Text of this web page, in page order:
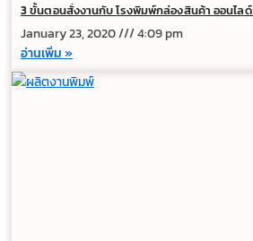
3 ขั้นตอนสั่งงานกับ โรงพิมพ์กล่องสินค้า ออนไล
January 23, 2020
4:09 pm
อ่านเพิ่ม »